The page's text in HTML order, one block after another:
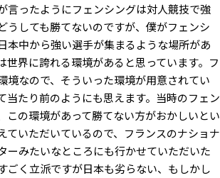
言ったようにフェンシングは対人競技で強
うしても勝てないのですが、僕がフェンシ
本中から強い選手が集まるような場所があ
世界に誇れる環境があると思っています。フ
境なので、そういった環境が用意されてい
当たり前のようにも思えます。当時のフェン
この環境があって勝てない方がおかしいとい
ていただいているので、フランスのナショナ
ーみたいなところにも行かせていただいた
ごく立派ですが日本も劣らない、もしかし